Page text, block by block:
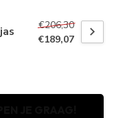
€206,30
€189,07